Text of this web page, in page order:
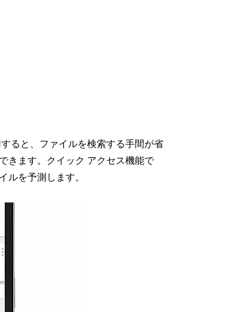
ると、ファイルを検索する手間が省
きます。クイック アクセス機能で
ルを予測します。